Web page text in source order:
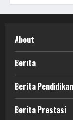
About
Berita
Berita Pendidikan
Berita Prestasi